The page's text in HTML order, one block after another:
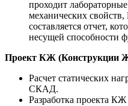
проходит
механических свойств,
составляется отчет,
несущей способности
Проект КЖ (Конструкции
Расчет статических
СКАД.
Разработка проекта